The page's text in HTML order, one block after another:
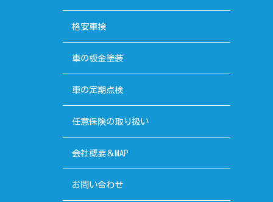
格安車検
車の板金塗装
車の定期点検
任意保険の取り扱い
会社概要＆MAP
お問い合わせ